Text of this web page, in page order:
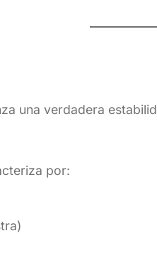
una verdadera
por: